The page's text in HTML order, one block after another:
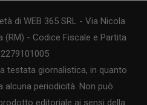
di WEB 365 SRL - Via Nicola
(RM) - Codice Fiscale e Partita
testata giornalistica, in quanto
alcuna periodicità. Non può
editoriale ai sensi della